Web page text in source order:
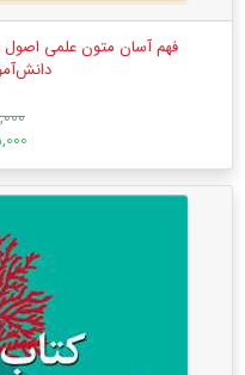
فهم آسان متون علمی